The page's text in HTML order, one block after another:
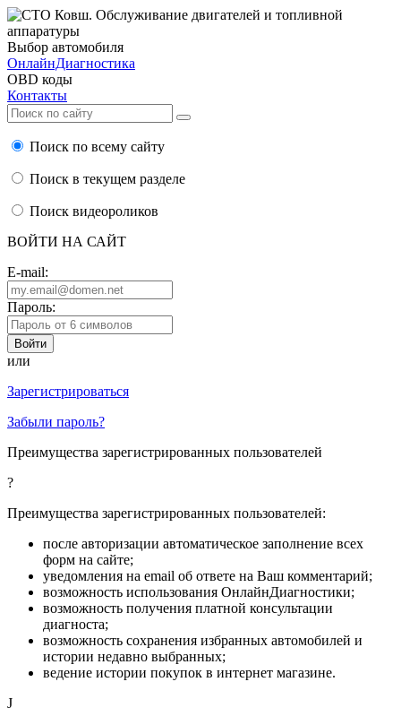
Выбор автомобиля
ОнлайнДиагностика
OBD коды
Контакты
Поиск по всему сайту
Поиск в текущем разделе
Поиск видеороликов
ВОЙТИ НА САЙТ
E-mail:
Пароль:
или
Зарегистрироваться
Забыли пароль?
Преимущества зарегистрированных пользователей
?
Преимущества зарегистрированных пользователей:
после авторизации автоматическое заполнение всех
форм на сайте;
уведомления на email об ответе на Ваш комментарий;
возможность использования ОнлайнДиагностики;
возможность получения платной консультации
диагноста;
возможность сохранения избранных автомобилей и
истории недавно выбранных;
ведение истории покупок в интернет магазине.
J